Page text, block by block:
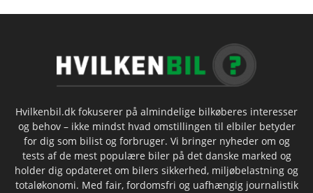
Hvilkenbil.dk fokuserer på almindelige bilkøberes interesser
og behov – ikke mindst hvad omstillingen til elbiler betyder
for dig som bilist og forbruger. Vi bringer nyheder om og
tests af de mest populære biler på det danske marked og
holder dig opdateret om bilers sikkerhed, miljøbelastning og
totaløkonomi. Med fair, fordomsfri og uafhængig journalistik